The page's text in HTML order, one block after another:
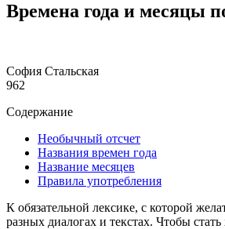
Времена года и месяцы
София Стальская
962
Содержание
Необычный отсчет
Названия времен года
Название месяцев
Правила употребления
К обязательной лексике, с которой
разных диалогах и текстах. Чтобы